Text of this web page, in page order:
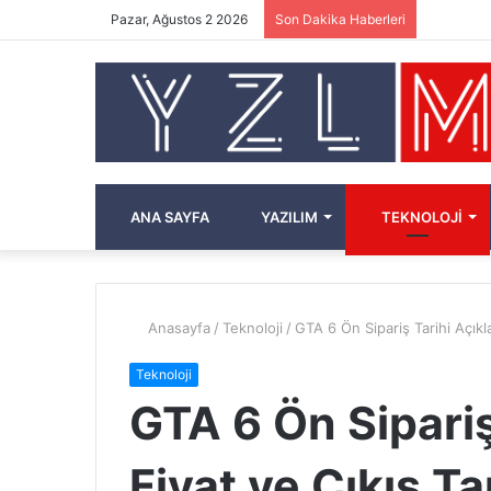
Pazar, Ağustos 2 2026 Son Dakika Haberleri
ANA SAYFA YAZILIM TEKNOLOJI
Anasayfa / Teknoloji / GTA 6 Ön Sipariş Tarihi
Teknoloji
GTA 6 Ön